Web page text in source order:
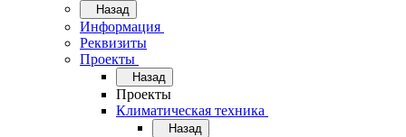
Назад
Информация
Реквизиты
Проекты
Назад
Проекты
Климатическая техника
Назад